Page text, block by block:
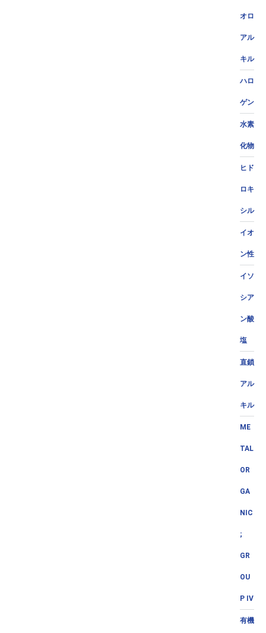
オロ
アル
キル
ハロ
ゲン
水素
化物
ヒド
ロキ
シル
イオ
ン性
イソ
シア
ン酸
塩
直鎖
アル
キル
ME
TAL
OR
GA
NIC
;
GR
OU
P IV
有機